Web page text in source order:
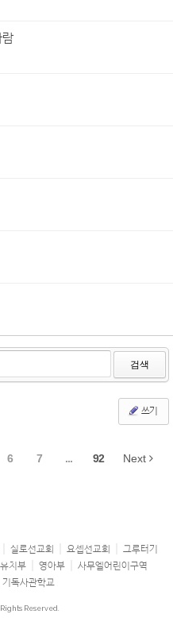
검색
쓰기
6 7 ... 92 Next
실로선교회 요셉선교회
그루터기
유치부 영아부
사무엘어린이구역
기독사관학교
Reserved.